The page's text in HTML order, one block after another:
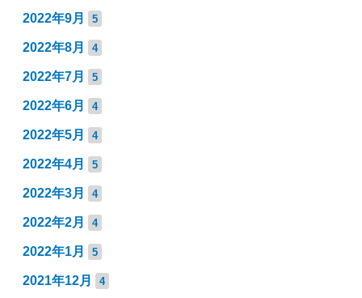
2022年9月 5
2022年8月 4
2022年7月 5
2022年6月 4
2022年5月 4
2022年4月 5
2022年3月 4
2022年2月 4
2022年1月 5
2021年12月 4